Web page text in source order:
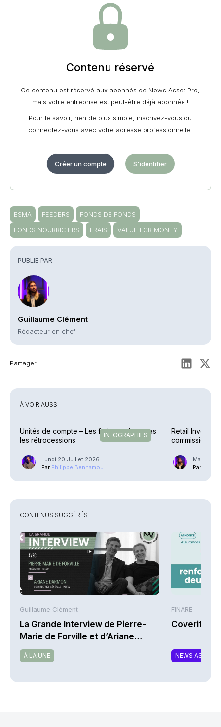
PUBLIÉ PAR
Guillaume Clément
Rédacteur en chef
Partager
Contenu réservé
Ce contenu est réservé aux abonnés de News Asset Pro,
mais votre entreprise est peut-être déjà abonnée !
Pour le savoir, rien de plus simple, inscrivez-vous ou
connectez-vous avec votre adresse professionnelle.
Créer un compte S'identifier
ESMA FEEDERS
FONDS DE FONDS
FONDS NOURRICIERS
FRAIS VALUE FOR MONEY
À VOIR AUSSI
INFOGRAPHIES
Unités de compte – Les frais reculent, pas
les rétrocessions
Lundi 20 Juillet 2026
Par Philippe Benhamou
Retail
commission
Mardi 23
Par
CONTENUS SUGGÉRÉS
Guillaume Clément
La Grande Interview de Pierre-
Marie de Forville et d’Ariane
Darmon (Ivesta)
À LA UNE
FINARE
Coverity
NEWS